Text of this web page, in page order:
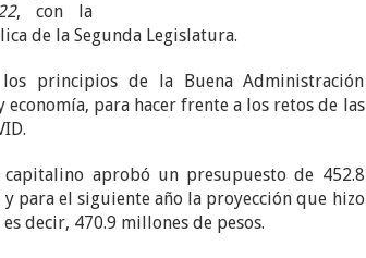
, con la
de la Segunda Legislatura.
principios de la Buena Administración
para hacer frente a los retos de las
aprobó un presupuesto de 452.8
para el siguiente año la proyección que hizo
decir, 470.9 millones de pesos.